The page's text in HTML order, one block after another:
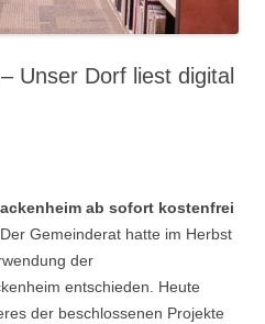
Unser Dorf liest digital
ab sofort kostenfrei
Der Gemeinderat hatte im Herbst
der
entschieden. Heute
der beschlossenen Projekte